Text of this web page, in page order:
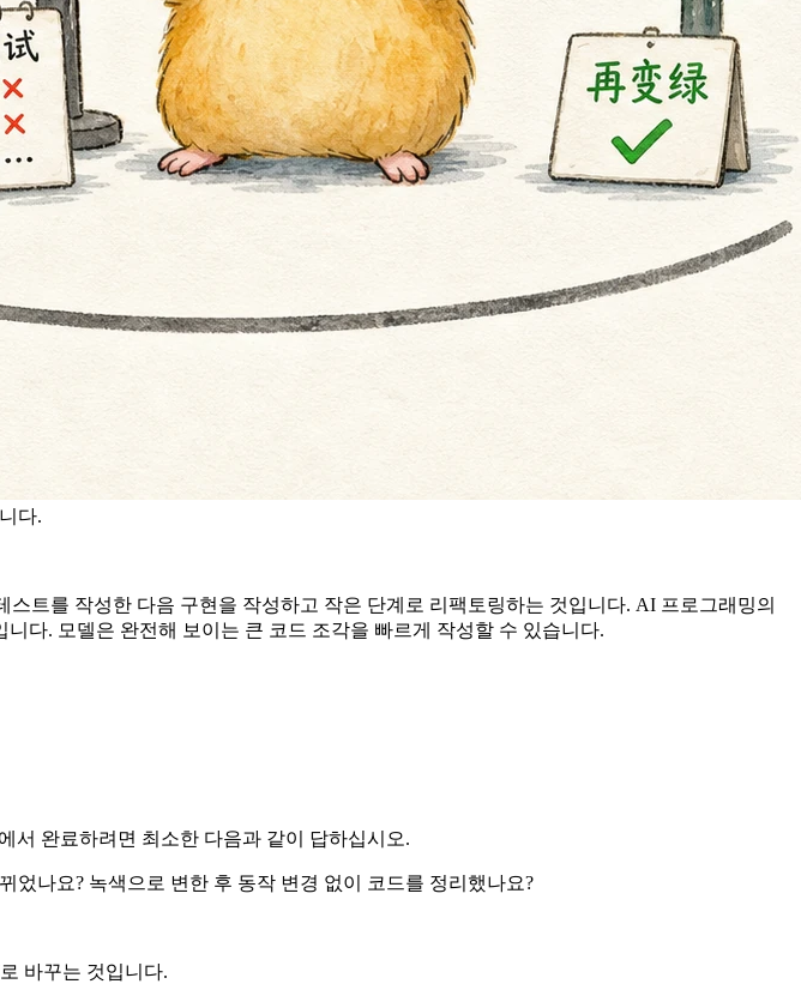
다.
트를 작성한 다음 구현을 작성하고 작은 단계로 리팩토링하는 것입니다. AI 프로그래밍의
다. 모델은 완전해 보이는 큰 코드 조각을 빠르게 작성할 수 있습니다.
서 완료하려면 최소한 다음과 같이 답하십시오.
었나요? 녹색으로 변한 후 동작 변경 없이 코드를 정리했나요?
바꾸는 것입니다.